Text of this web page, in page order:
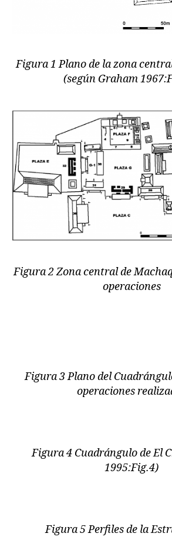
Figura 1 Plano de la zona
(según Graham
Figura 2 Zona central de
operaciones
Figura 3 Plano del
operaciones
Figura 4 Cuadrángulo de El
1995:Fig.4)
Figura 5 Perfiles de la